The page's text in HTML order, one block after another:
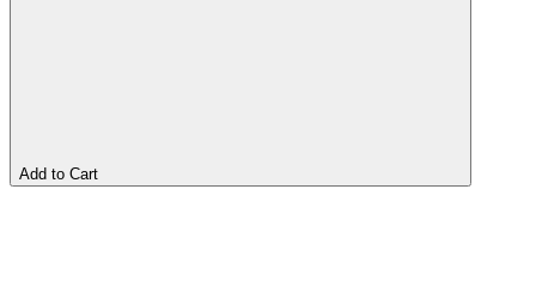
Add to Cart